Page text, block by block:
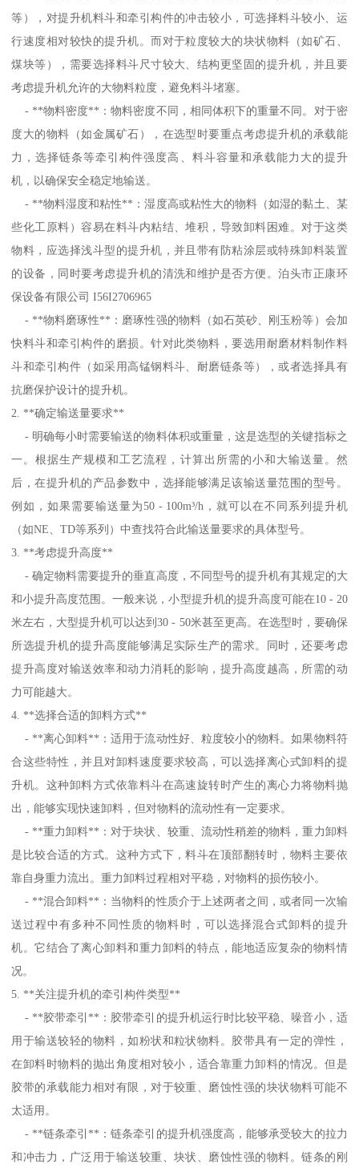
等），对提升机料斗和牵引构件的冲击较小，可选择料斗较小、运
行速度相对较快的提升机。而对于粒度较大的块状物料（如矿石、
煤块等），需要选择料斗尺寸较大、结构更坚固的提升机，并且要
考虑提升机允许的大物料粒度，避免料斗堵塞。
- **物料密度**：物料密度不同，相同体积下的重量不同。对于密
度大的物料（如金属矿石），在选型时要重点考虑提升机的承载能
力，选择链条等牵引构件强度高、料斗容量和承载能力大的提升
机，以确保安全稳定地输送。
- **物料湿度和粘性**：湿度高或粘性大的物料（如湿的黏土、某
些化工原料）容易在料斗内粘结、堆积，导致卸料困难。对于这类
物料，应选择浅斗型的提升机，并且带有防粘涂层或特殊卸料装置
的设备，同时要考虑提升机的清洗和维护是否方便。泊头市正康环
保设备有限公司 I56I2706965
- **物料磨琢性**：磨琢性强的物料（如石英砂、刚玉粉等）会加
快料斗和牵引构件的磨损。针对此类物料，要选用耐磨材料制作料
斗和牵引构件（如采用高锰钢料斗、耐磨链条等），或者选择具有
抗磨保护设计的提升机。
2. **确定输送量要求**
- 明确每小时需要输送的物料体积或重量，这是选型的关键指标之
一。根据生产规模和工艺流程，计算出所需的小和大输送量。然
后，在提升机的产品参数中，选择能够满足该输送量范围的型号。
例如，如果需要输送量为50 - 100m³/h，就可以在不同系列提升机
（如NE、TD等系列）中查找符合此输送量要求的具体型号。
3. **考虑提升高度**
- 确定物料需要提升的垂直高度，不同型号的提升机有其规定的大
和小提升高度范围。一般来说，小型提升机的提升高度可能在10 - 20
米左右，大型提升机可以达到30 - 50米甚至更高。在选型时，要确保
所选提升机的提升高度能够满足实际生产的需求。同时，还要考虑
提升高度对输送效率和动力消耗的影响，提升高度越高，所需的动
力可能越大。
4. **选择合适的卸料方式**
- **离心卸料**：适用于流动性好、粒度较小的物料。如果物料符
合这些特性，并且对卸料速度要求较高，可以选择离心式卸料的提
升机。这种卸料方式依靠料斗在高速旋转时产生的离心力将物料抛
出，能够实现快速卸料，但对物料的流动性有一定要求。
- **重力卸料**：对于块状、较重、流动性稍差的物料，重力卸料
是比较合适的方式。这种方式下，料斗在顶部翻转时，物料主要依
靠自身重力流出。重力卸料过程相对平稳，对物料的损伤较小。
- **混合卸料**：当物料的性质介于上述两者之间，或者同一次输
送过程中有多种不同性质的物料时，可以选择混合式卸料的提升
机。它结合了离心卸料和重力卸料的特点，能地适应复杂的物料情
况。
5. **关注提升机的牵引构件类型**
- **胶带牵引**：胶带牵引的提升机运行时比较平稳、噪音小，适
用于输送较轻的物料，如粉状和粒状物料。胶带具有一定的弹性，
在卸料时物料的抛出角度相对较小，适合靠重力卸料的情况。但是
胶带的承载能力相对有限，对于较重、磨蚀性强的块状物料可能不
太适用。
- **链条牵引**：链条牵引的提升机强度高，能够承受较大的拉力
和冲击力，广泛用于输送较重、块状、磨蚀性强的物料。链条的刚